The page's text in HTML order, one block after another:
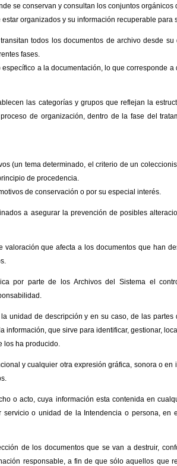
se conservan y consultan los conjuntos orgánicos
organizados y su información recuperable para
todos los documentos de archivo desde su
fases.
a la documentación, lo que corresponde a
las categorías y grupos que reflejan la
de organización, dentro de la fase del
(un tema determinado, el criterio de un
de procedencia.
de conservación o por su especial interés.
a asegurar la prevención de posibles
valoración que afecta a los documentos que han
por parte de los Archivos del Sistema el
unidad de descripción y en su caso, de las partes
que sirve para identificar, gestionar,
los ha producido.
y cualquier otra expresión gráfica, sonora o en
o acto, cuya información esta contenida en
o unidad de la Intendencia o persona, en
de los documentos que se van a destruir,
responsable, a fin de que sólo aquellos que